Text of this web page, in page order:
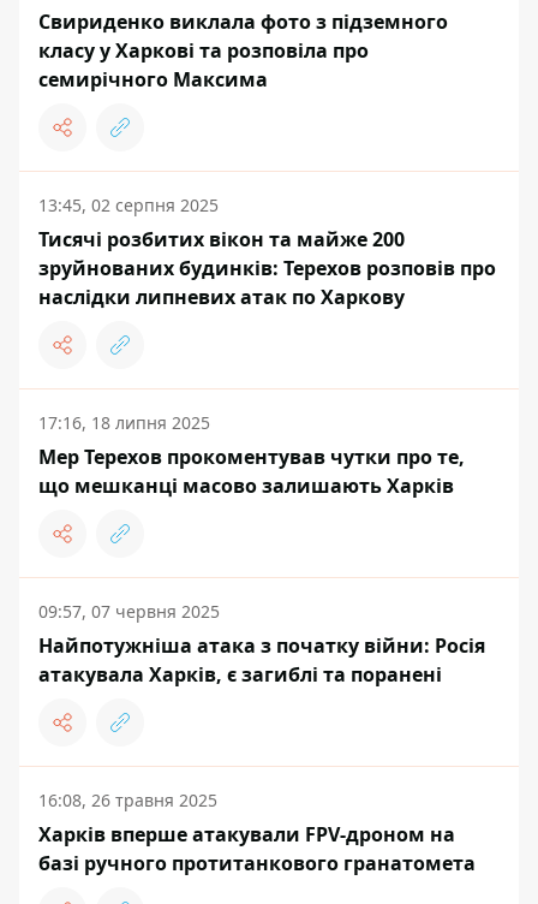
Свириденко виклала фото з підземного
класу у Харкові та розповіла про
семирічного Максима
13:45, 02 серпня 2025
Тисячі розбитих вікон та майже 200
зруйнованих будинків: Терехов розповів про
наслідки липневих атак по Харкову
17:16, 18 липня 2025
Мер Терехов прокоментував чутки про те,
що мешканці масово залишають Харків
09:57, 07 червня 2025
Найпотужніша атака з початку війни: Росія
атакувала Харків, є загиблі та поранені
16:08, 26 травня 2025
Харків вперше атакували FPV-дроном на
базі ручного протитанкового гранатомета